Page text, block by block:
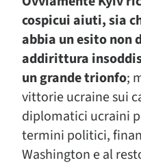
cospicui aiuti, sia
abbia un esito non
addirittura
un grande trionfo;
vittorie ucraine sui
diplomatici ucraini
termini politici,
Washington e al